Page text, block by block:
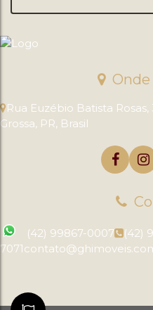
Rua Euzébio Batista Rosas,
Grossa, PR, Brasil
(42) 99867-0007 (42)
7071